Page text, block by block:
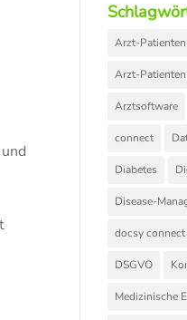
Arzt-
Arzt-
Arztsoftware
connect
Diabetes
Disease-
docsy connect
DSGVO
Medizinische